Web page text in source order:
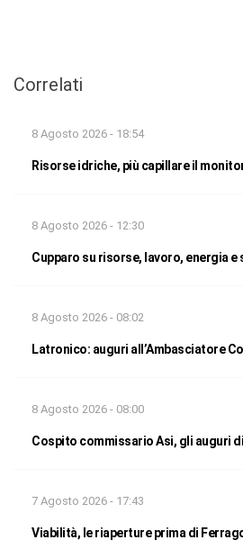
Correlati
8 Agosto 2026 - 18:54
Risorse idriche, più capillare il
8 Agosto 2026 - 12:30
Cupparo su risorse, lavoro, energia e
8 Agosto 2026 - 08:02
Latronico: auguri all’Ambasciatore
8 Agosto 2026 - 08:00
Cospito commissario Asi, gli auguri
7 Agosto 2026 - 17:43
Viabilità, le riaperture prima di